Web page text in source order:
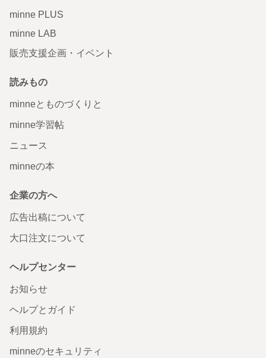
minne PLUS
minne LAB
販売支援企画・イベント
読みもの
minneとものづくりと
minne学習帖
ニュース
minneの本
企業の方へ
広告出稿について
大口注文について
ヘルプセンター
お知らせ
ヘルプとガイド
利用規約
minneのセキュリティ